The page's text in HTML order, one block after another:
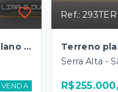
Terreno com 457,00 m2 - plano e pronto para construir - B. Lençol
VENDA
Ref.: 293TER
Serra Alta -